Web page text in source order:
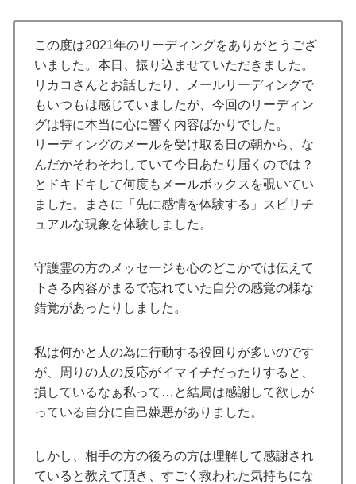
この度は2021年のリーディングをありがとうござ
いました。本日、振り込ませていただきました。
リカコさんとお話したり、メールリーディングで
もいつもは感じていましたが、今回のリーディン
グは特に本当に心に響く内容ばかりでした。
リーディングのメールを受け取る日の朝から、な
んだかそわそわしていて今日あたり届くのでは？
とドキドキして何度もメールボックスを覗いてい
ました。まさに「先に感情を体験する」スピリチ
ュアルな現象を体験しました。
守護霊の方のメッセージも心のどこかでは伝えて
下さる内容がまるで忘れていた自分の感覚の様な
錯覚があったりしました。
私は何かと人の為に行動する役回りが多いのです
が、周りの人の反応がイマイチだったりすると、
損しているなぁ私って…と結局は感謝して欲しが
っている自分に自己嫌悪がありました。
しかし、相手の方の後ろの方は理解して感謝され
ていると教えて頂き、すごく救われた気持ちにな